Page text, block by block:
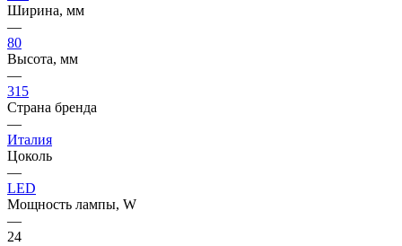
Ширина, мм
—
80
Высота, мм
—
315
Страна бренда
—
Италия
Цоколь
—
LED
Мощность лампы, W
—
24